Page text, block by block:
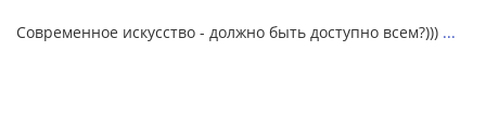
Современное искусство - должно быть доступно всем?))) ...